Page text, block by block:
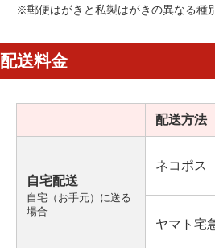
※郵便はがきと私製はがきの異なる種
配送料金
配送方法
自宅配送
自宅（お手元）に送る
場合
ネコポス
ヤマト宅